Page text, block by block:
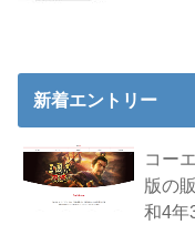
新着エントリー
コー
版の
和4年